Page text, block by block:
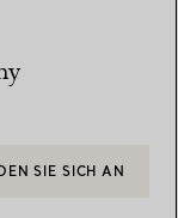
SIE SICH AN